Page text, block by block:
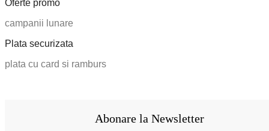
Oferte promo
campanii lunare
Plata securizata
plata cu card si ramburs
Abonare la Newsletter